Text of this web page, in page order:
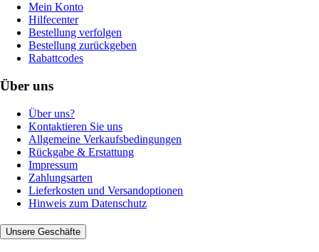
Mein Konto
Hilfecenter
Bestellung verfolgen
Bestellung zurückgeben
Rabattcodes
Über uns
Über uns?
Kontaktieren Sie uns
Allgemeine Verkaufsbedingungen
Rückgabe & Erstattung
Impressum
Zahlungsarten
Lieferkosten und Versandoptionen
Hinweis zum Datenschutz
Unsere Geschäfte